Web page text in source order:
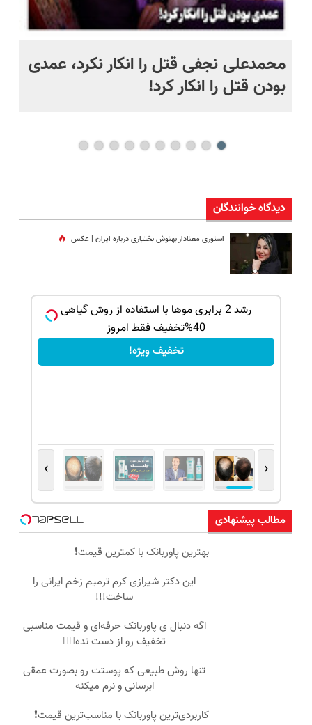
محمدعلی نجفی قتل را انکار نکرد، عمدی
بودن قتل را انکار کرد!
دیدگاه خوانندگان
استوری معنادار بهنوش بختیاری درباره ایران | عکس
رشد 2 برابری موها با استفاده از روش گیاهی
40%تخفیف فقط امروز
تخفیف ویژه!
‹
›
مطالب پیشنهادی
بهترین پاوربانک با کمترین قیمت❗
این دکتر شیرازی کرم ترمیم زخم ایرانی را
ساخت!!!
اگه دنبال ی پاوربانک حرفه‌ای و قیمت مناسبی
تخفیف رو از دست نده👌🏻
تنها روش طبیعی که پوستت رو بصورت عمقی
ابرسانی و نرم میکنه
کاربردی‌ترین پاوربانک با مناسب‌ترین قیمت❗